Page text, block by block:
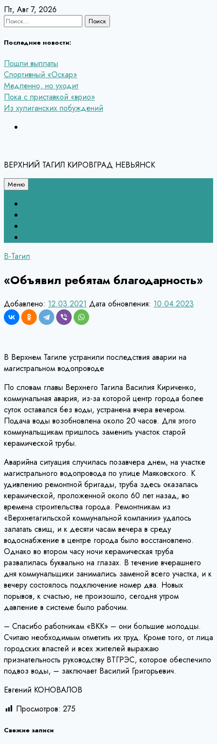
Перейти
к
Пт, Авг 7, 2026
Найти:
Последние новости:
Пошли выплаты
Спортивный «Оскар»
Медленно, но уходит
Пока с приставкой «врио»
Из хулиганских побуждений
ВЕРХНИЙ ТАГИЛ КИРОВГРАД НЕВЬЯНСК
Меню
В-Тагил
«Объявил ребятам благодарность»
Добавлено: 12.03.2021 Дата обновления: 10.04.2023
В Верхнем Тагиле устранили последствия аварии на
магистральном водопроводе
По словам главы Верхнего Тагила Василия Кириченко,
коммунальная авария, из-за которой центр города более
суток оставался без воды, устранена вчера вечером.
Подача воды возобновлена около 20 часов. Для этого
коммунальщикам пришлось заменить участок старой
керамической трубы.
Аварийна ситуация случилась позавчера днем, на участке
магистрального водопровода по улице Маяковского. К
удивлению ремонтной бригады, труба здесь оказалась
керамической, проложенной около 60 лет назад, во
времена строительства города. Ремонтникам из
«Верхнетагильской коммунальной компании» удалось
залатать свищ, и к десяти часам вечера в среду
водоснабжение в центре города было восстановлено.
Однако во втором часу ночи керамическая труба
развалилась буквально на глазах. В течение вчерашнего
дня коммунальщики занимались заменой всего участка, и к
вечеру состоялось подключение номер два. Новых
порывов, к счастью, не произошло, сегодня утром
давление в системе было рабочим.
– Спасибо работникам «ВКК» – они большие молодцы.
Считаю необходимым отметить их труд. Кроме того, от лица
городских властей и всех жителей выражаю
признательность руководству ВТГРЭС, которое обеспечило
подвоз воды, – заключает Василий Григорьевич.
Евгений КОНОВАЛОВ
Просмотров: 275
Свежие записи